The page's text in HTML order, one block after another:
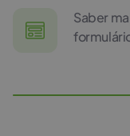
Saber